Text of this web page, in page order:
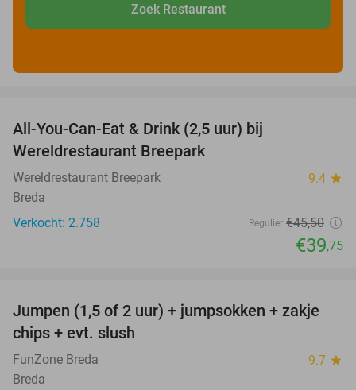
Zoek Restaurant
All-You-Can-Eat & Drink (2,5 uur) bij
Wereldrestaurant Breepark
Wereldrestaurant Breepark 9.4 star
Breda
Verkocht: 2.758
Regulier €45,50
€39,75
48%
Jumpen (1,5 of 2 uur) + jumpsokken + zakje
chips + evt. slush
FunZone Breda 9.7 star
Breda